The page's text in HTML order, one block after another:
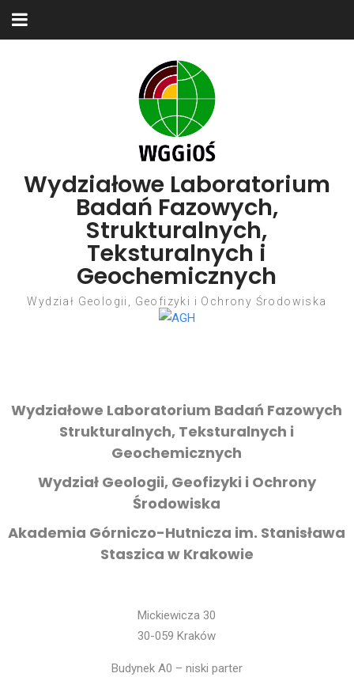
Skip to content
Wydziałowe Laboratorium
Badań Fazowych,
Strukturalnych,
Teksturalnych i
Geochemicznych
Wydział Geologii, Geofizyki i Ochrony Środowiska
Wydziałowe Laboratorium Badań Fazowych
Strukturalnych, Teksturalnych i
Geochemicznych
Wydział Geologii, Geofizyki i Ochrony
Środowiska
Akademia Górniczo-Hutnicza im. Stanisława
Staszica w Krakowie
Mickiewicza 30
30-059 Kraków
Budynek A0 – niski parter